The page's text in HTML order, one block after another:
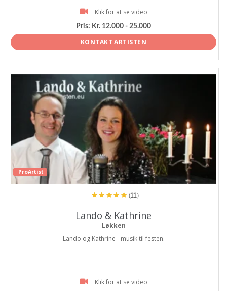
Klik for at se video
Pris: Kr. 12.000 - 25.000
KONTAKT ARTISTEN
ProArtist
(11)
Lando & Kathrine
Løkken
Lando og Kathrine - musik til festen.
Klik for at se video